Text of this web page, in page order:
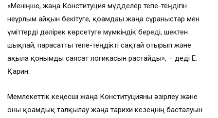
«Меніңше, жаңа Конституция мүдделер тепе-теңдігін
неғұрлым айқын бекітуге, қоғамдағы жаңа сұраныстар мен
үміттерді дәлірек көрсетуге мүмкіндік береді, шектен
шықпай, парасатты тепе-теңдікті сақтай отырып және
ақылға қонымды саясат логикасын растайды», – деді Е.
Қарин.
Мемлекеттік кеңесші жаңа Конституцияны әзірлеу және
оны қоғамдық талқылау жаңа тарихи кезеңнің басталуын